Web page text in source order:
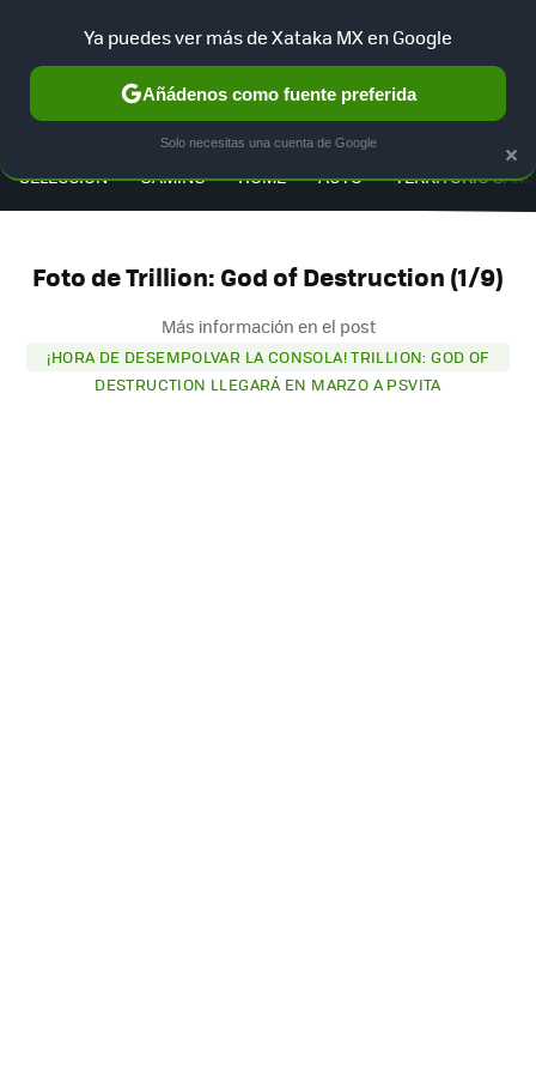
SELECCIÓN GAMING HOME AUTO TERRITORIO
Foto de Trillion: God of Destruction (1/9)
Más información en el post
¡HORA DE DESEMPOLVAR LA CONSOLA! TRILLION: GOD OF
DESTRUCTION LLEGARÁ EN MARZO A PSVITA
×
Ya puedes ver más de Xataka MX en Google
Añádenos como fuente preferida
Solo necesitas una cuenta de Google